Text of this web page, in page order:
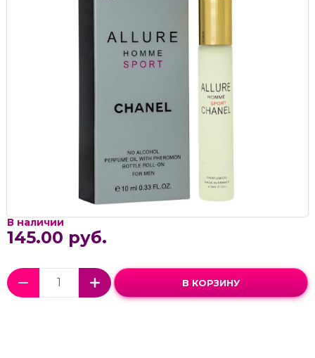
В наличии
145.00 руб.
В КОРЗИНУ